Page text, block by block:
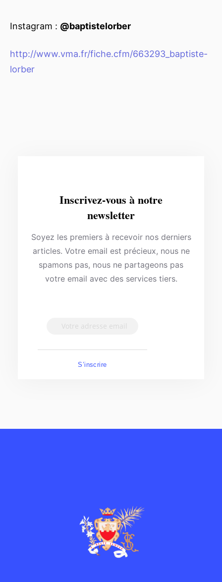
Instagram : @baptistelorber
http://www.vma.fr/fiche.cfm/663293_baptiste-
lorber
Inscrivez-vous à notre
newsletter
Soyez les premiers à recevoir nos derniers
articles. Votre email est précieux, nous ne
spamons pas, nous ne partageons pas
votre email avec des services tiers.
S’inscrire